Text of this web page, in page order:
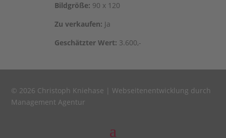
Bild­grö­ße: 90 x 120
Zu ver­kau­fen: Ja
Geschätz­ter Wert: 3.600,-
© 2026 Christoph Kniehase |Webseitenentwicklung durch
Management Agentur